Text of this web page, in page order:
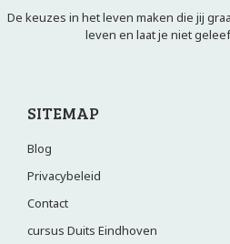
De keuzes in het leven maken die jij
leven en laat je niet
SITEMAP
Blog
Privacybeleid
Contact
cursus Duits Eindhoven